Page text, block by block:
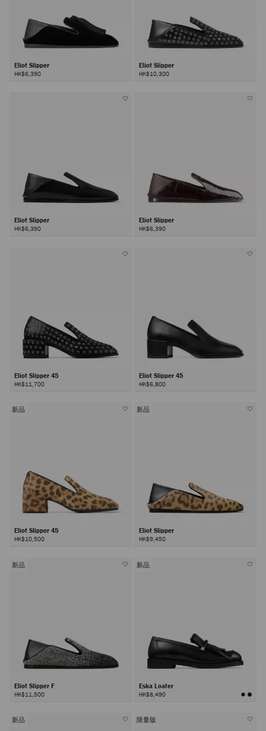
Eliot Slipper
HK$6,390
Eliot Slipper
HK$10,300
Eliot Slipper
HK$6,390
Eliot Slipper
HK$6,390
Eliot Slipper 45
HK$11,700
Eliot Slipper 45
HK$6,800
新品
Eliot Slipper 45
HK$10,500
新品
Eliot Slipper
HK$9,450
新品
Eliot Slipper F
HK$11,500
新品
Eska Loafer
HK$8,490
新品 限量版